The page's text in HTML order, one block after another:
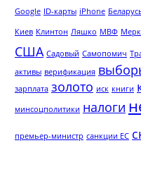
Google ID-карты iPhone
Киев Клинтон Ляшко МВФ
США Садовый Самопомич
активы верификация
зарплата золото иск книги
минсоцполитики налоги
премьер-министр санкции ЕС